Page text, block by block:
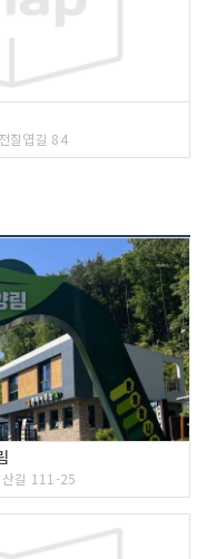
칠엽길 84
산길 111-25